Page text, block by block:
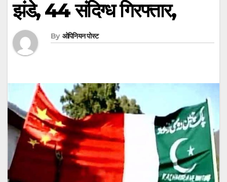
झंडे, 44 संदिग्ध गिरफ्तार,
By ओपिनियन पोस्ट